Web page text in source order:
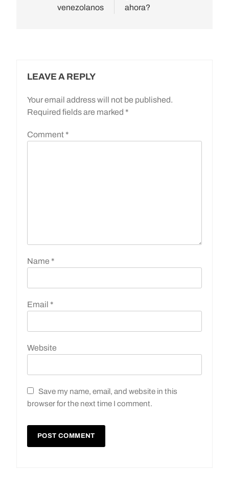
venezolanos
ahora?
LEAVE A REPLY
Your email address will not be published.
Required fields are marked *
Comment *
Name *
Email *
Website
Save my name, email, and website in this
browser for the next time I comment.